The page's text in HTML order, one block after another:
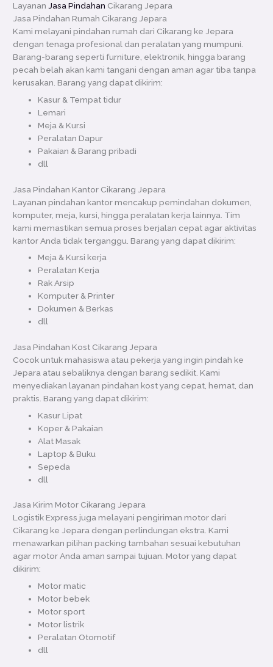
LayananJasa Pindahan Cikarang Jepara
Jasa Pindahan Rumah Cikarang Jepara
Kami melayani pindahan rumah dari Cikarang ke Jepara
dengan tenaga profesional dan peralatan yang mumpuni.
Barang-barang seperti furniture, elektronik, hingga barang
pecah belah akan kami tangani dengan aman agar tiba tanpa
kerusakan. Barang yang dapat dikirim:
Kasur & Tempat tidur
Lemari
Meja & Kursi
Peralatan Dapur
Pakaian & Barang pribadi
dll
Jasa Pindahan Kantor Cikarang Jepara
Layanan pindahan kantor mencakup pemindahan dokumen,
komputer, meja, kursi, hingga peralatan kerja lainnya. Tim
kami memastikan semua proses berjalan cepat agar aktivitas
kantor Anda tidak terganggu. Barang yang dapat dikirim:
Meja & Kursi kerja
Peralatan Kerja
Rak Arsip
Komputer & Printer
Dokumen & Berkas
dll
Jasa Pindahan Kost Cikarang Jepara
Cocok untuk mahasiswa atau pekerja yang ingin pindah ke
Jepara atau sebaliknya dengan barang sedikit. Kami
menyediakan layanan pindahan kost yang cepat, hemat, dan
praktis. Barang yang dapat dikirim:
Kasur Lipat
Koper & Pakaian
Alat Masak
Laptop & Buku
Sepeda
dll
Jasa Kirim Motor Cikarang Jepara
Logistik Express juga melayani pengiriman motor dari
Cikarang ke Jepara dengan perlindungan ekstra. Kami
menawarkan pilihan packing tambahan sesuai kebutuhan
agar motor Anda aman sampai tujuan. Motor yang dapat
dikirim:
Motor matic
Motor bebek
Motor sport
Motor listrik
Peralatan Otomotif
dll